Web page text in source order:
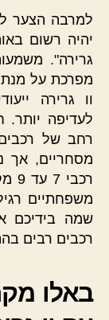
למרבה הצער
יהיה רשום
גרירה".
מפרכת על מנת
וו גרירה
לעדיפה יותר.
רחב של
מסחריים, אך
משפחתיים
שמה בידיכם
רכבים רבים
באלו